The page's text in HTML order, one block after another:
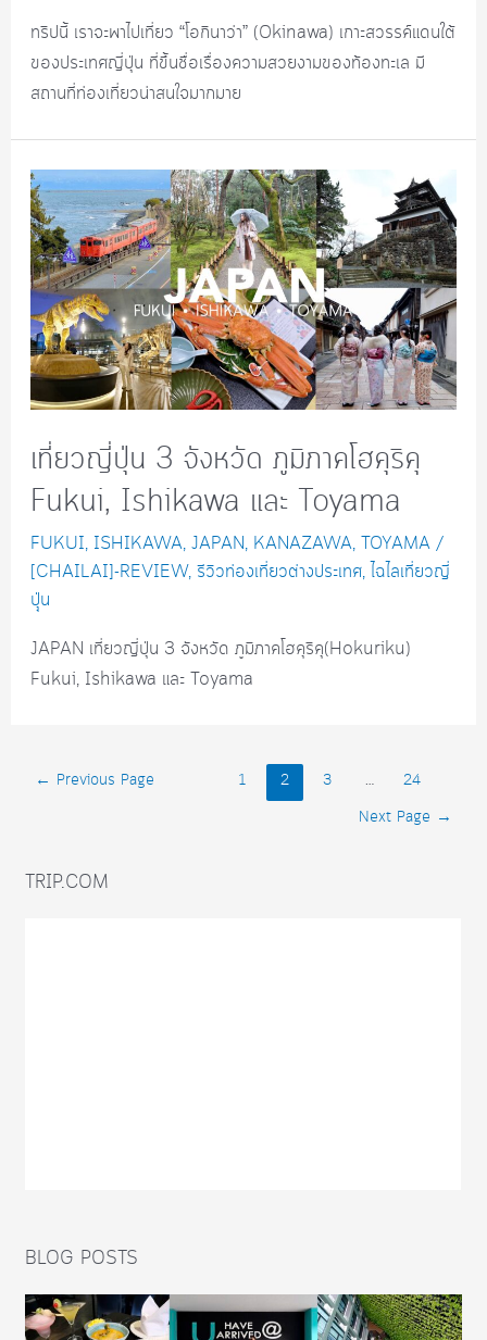
ทริปนี้ เราจะพาไปเที่ยว “โอกินาว่า” (Okinawa) เกาะสวรรค์แดนใต้
ของประเทศญี่ปุ่น ที่ขึ้นชื่อเรื่องความสวยงามของท้องทะเล มี
สถานที่ท่องเที่ยวน่าสนใจมากมาย
เที่ยวญี่ปุ่น 3 จังหวัด ภูมิภาคโฮคุริคุ
Fukui, Ishikawa และ Toyama
FUKUI, ISHIKAWA, JAPAN, KANAZAWA, TOYAMA/
[CHAILAI]-REVIEW, รีวิวท่องเที่ยวต่างประเทศ, ไฉไลเที่ยวญี่
ปุุ่น
JAPAN เที่ยวญี่ปุ่น 3 จังหวัด ภูมิภาคโฮคุริคุ(Hokuriku)
Fukui, Ishikawa และ Toyama
Posts
← Previous Page 1 2 3 …
24
Next Page →
TRIP.COM
BLOG POSTS